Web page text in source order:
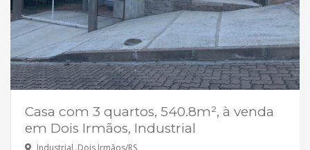
Casa com 3 quartos, 540.8m², à venda
em Dois Irmãos, Industrial
Industrial, Dois Irmãos/RS